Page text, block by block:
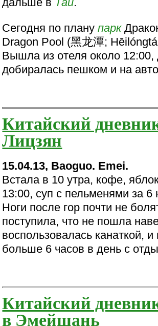
Сегодня по планупарк
Dragon Pool (黑龙潭;
Вышла из отеля около 12:00,
добиралась пешком и на
Китайский
Лицзян
15.04.13, Baoguo. Emei.
Встала в 10 утра, кофе,
13:00, суп с пельменями за 6
Ноги после гор почти не
поступила, что не пошла
воспользовалась канаткой,
больше 6 часов в день с
Китайский
в Эмейшань